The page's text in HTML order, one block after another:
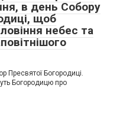
в день Собору
щоб
небес та
Пресвятої Богородиці.
Богородицю про